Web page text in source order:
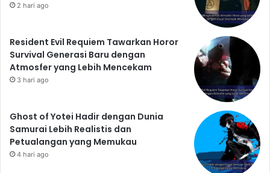
2 hari ago
Resident Evil Requiem Tawarkan Horor
Survival Generasi Baru dengan
Atmosfer yang Lebih Mencekam
3 hari ago
Ghost of Yotei Hadir dengan Dunia
Samurai Lebih Realistis dan
Petualangan yang Memukau
4 hari ago